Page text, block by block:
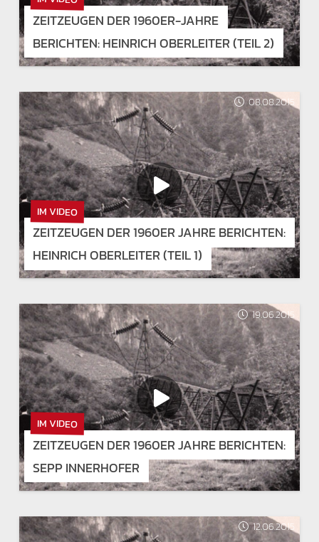
ZEITZEUGEN DER 1960ER-JAHRE
BERICHTEN: HEINRICH OBERLEITER (TEIL 2)
08.08.2015
IM VIDEO
ZEITZEUGEN DER 1960ER JAHRE BERICHTEN:
HEINRICH OBERLEITER (TEIL 1)
19.06.2015
IM VIDEO
ZEITZEUGEN DER 1960ER JAHRE BERICHTEN:
SEPP INNERHOFER
12.06.2015